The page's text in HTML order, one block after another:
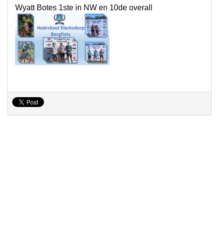
Wyatt Botes 1ste in NW en 10de overall